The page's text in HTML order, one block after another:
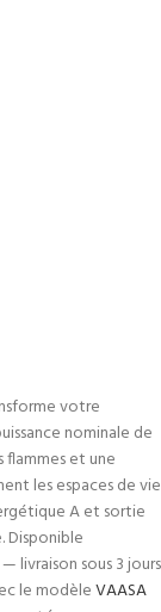
votre
nominale de
flammes et une
les espaces de vie
A et sortie
Disponible
livraison sous 3 jours
le modèleVAASA